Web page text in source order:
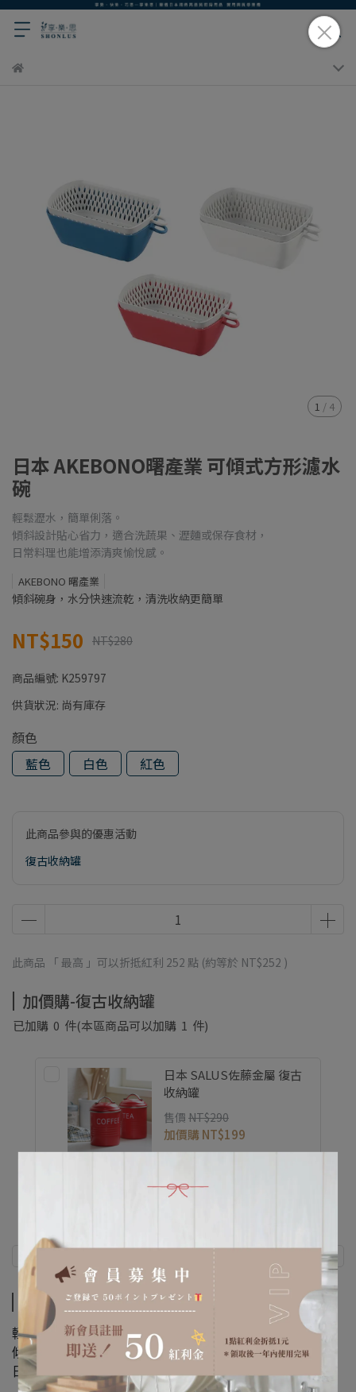
1 / 4
日本 AKEBONO曙產業 可傾式方形濾水
碗
輕鬆瀝水，簡單俐落。
傾斜設計貼心省力，適合洗蔬果、瀝麵或保存食材，
日常料理也能增添清爽愉悅感。
AKEBONO 曙產業
傾斜碗身，水分快速流乾，清洗收納更簡單
NT$150 NT$280
商品編號: K259797
供貨狀況: 尚有庫存
顏色
藍色
白色 紅色
此商品參與的優惠活動
復古收納罐
此商品 「 最高 」可以折抵紅利 252 點 (約等於 NT$252 )
加價購-復古收納罐
已加購 0 件(本區商品可以加購 1 件)
日本 SALUS佐藤金屬 復古
收納罐
售價 NT$290
加價購 NT$199
商品介紹
輕鬆瀝水，簡單俐落。
傾斜設計貼心省力，適合洗蔬果、瀝麵或保存食材，
日常料理也能增添清爽愉悅感。